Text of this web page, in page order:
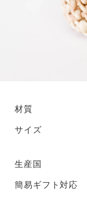
材質
サイズ
生産国
簡易ギフト対応